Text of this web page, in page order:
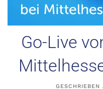
Go-Live
GESCHRIEBEN